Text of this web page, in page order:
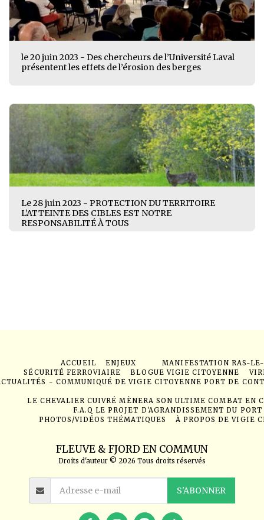
le 20 juin 2023 - Des chercheurs de l’Université Laval
présentent les effets de l’érosion des berges
Le 28 juin 2023 - PROTECTION DU TERRITOIRE
L’ATTEINTE DES CIBLES EST NOTRE
RESPONSABILITÉ À TOUS
FLEUVE & FJORD EN COMMUN
Droits d'auteur © 2026 Tous droits réservés
ACCUEIL ENJEUX
MANIFESTATION RAS-
SÉCURITÉ FERROVIAIRE
BLOGUE VIGIE CITOYENNE
- COMMUNIQUÉ DE VIGIE CITOYENNE PORT DE
LE CHEVALIER CUIVRÉ MÈNERA SON ULTIME COMBAT EN
F.A.Q LE PROJET D'AGRANDISSEMENT DU
PHOTOS/VIDÉOS THÉMATIQUES
À PROPOS DE VIGIE
S'ABONNER